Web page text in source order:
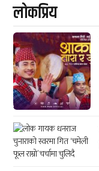
लाेकप्रिय